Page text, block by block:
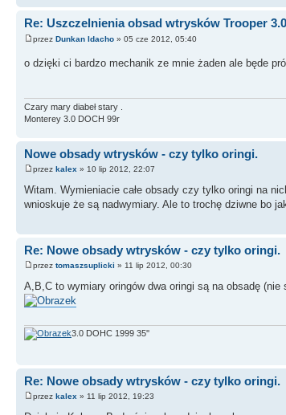
Re: Uszczelnienia obsad wtrysków Trooper
przez Dunkan Idacho » 05 cze 2012, 05:40
o dzięki ci bardzo mechanik ze mnie żaden ale będe
Czary mary diabeł stary .
Monterey 3.0 DOCH 99r
Nowe obsady wtrysków - czy tylko oringi.
przez kalex » 10 lip 2012, 22:07
Witam. Wymieniacie całe obsady czy tylko oringi na
wnioskuje że są nadwymiary. Ale to trochę dziwne bo
Re: Nowe obsady wtrysków - czy tylko oringi.
przez tomaszsuplicki » 11 lip 2012, 00:30
A,B,C to wymiary oringów dwa oringi są na obsadę
3.0 DOHC 1999 35''
Re: Nowe obsady wtrysków - czy tylko oringi.
przez kalex » 11 lip 2012, 19:23